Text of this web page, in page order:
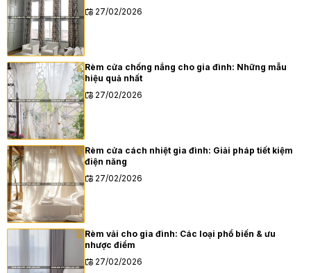
27/02/2026
Rèm cửa chống nắng cho gia đình: Những mẫu
hiệu quả nhất
27/02/2026
Rèm cửa cách nhiệt gia đình: Giải pháp tiết kiệm
điện năng
27/02/2026
Rèm vải cho gia đình: Các loại phổ biến & ưu
nhược điểm
27/02/2026